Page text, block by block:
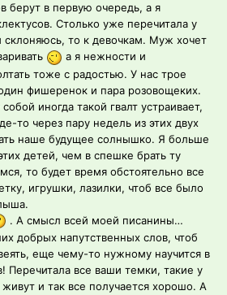
берут в первую очередь, а я
Столько уже перечитала у
склоняюсь, то к девочкам. Муж хочет
а я нежности и
тоже с радостью. У нас трое
фишеренок и пара розовощеких.
иногда такой гвалт устраивает,
то через пару недель из этих двух
наше будущее солнышко. Я больше
детей, чем в спешке брать ту
то будет время обстоятельно все
игрушки, лазилки, чтоб все было
. А смысл всей моей писанины…
добрых напутственных слов, чтоб
еще чему-то нужному научится в
Перечитала все ваши темки, такие у
и так все получается хорошо. А